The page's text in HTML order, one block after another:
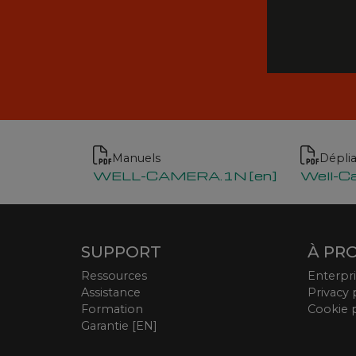
Manuels
WELL-CAMERA.1N [en] Well-
SUPPORT
Ressources
Assistance
Formation
Garantie [EN]
À
Privacy
Cookie